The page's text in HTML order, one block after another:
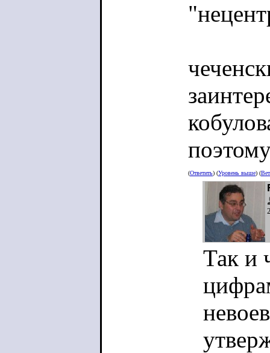
(Ответить) (Уровень выше) (
Так и